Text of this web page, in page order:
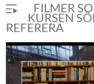
FILMER
KURSEN
REFERERA